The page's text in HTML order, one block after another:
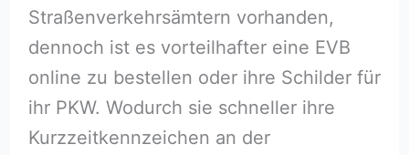
Straßenverkehrsämtern vorhanden,
dennoch ist es vorteilhafter eine EVB
online zu bestellen oder ihre Schilder für
ihr PKW. Wodurch sie schneller ihre
Kurzzeitkennzeichen an der